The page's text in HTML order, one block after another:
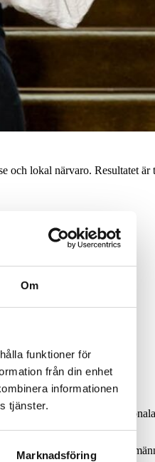
Om
funktioner för
från din enhet
informationen
tjänster.
Marknadsföring
och lokal närvaro. Resultatet
potential mot framtid.
förståelse för den
och med